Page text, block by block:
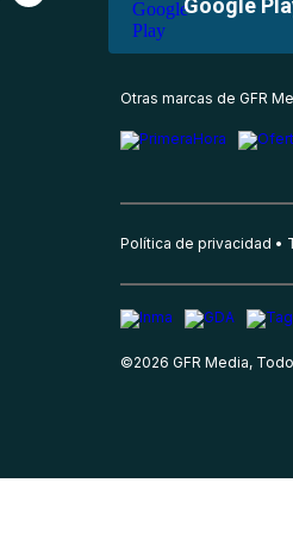
Google
Otras marcas de GFR
Política de privacidad
©2026 GFR Media,